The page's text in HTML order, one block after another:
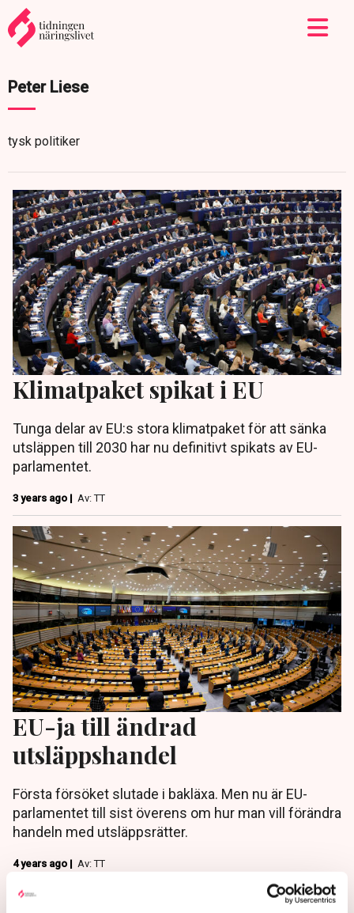
Peter Liese
tysk politiker
Klimatpaket spikat i EU
Tunga delar av EU:s stora klimatpaket för att sänka
utsläppen till 2030 har nu definitivt spikats av EU-
parlamentet.
3 years ago | Av: TT
EU-ja till ändrad
utsläppshandel
Första försöket slutade i bakläxa. Men nu är EU-
parlamentet till sist överens om hur man vill förändra
handeln med utsläppsrätter.
4 years ago | Av: TT